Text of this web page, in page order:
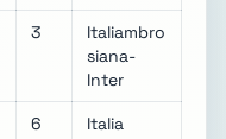
3
Italiambro
siana-
Inter
6
Italia